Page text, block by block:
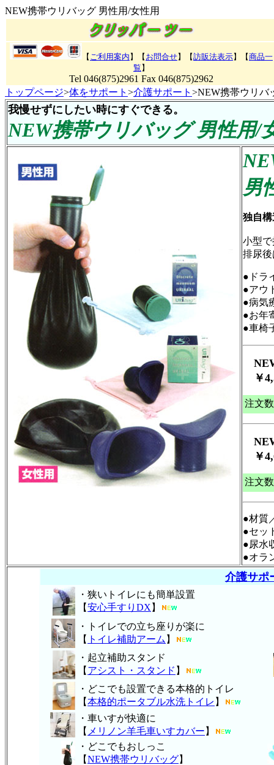
NEW携帯ウリバッグ 男性用/女性用
【 ご利用案内 】【 お問合せ】【訪販法表示】 【商品一
覧 】
Tel 046(875)2961 Fax 046(875)2962
トップページ>体をサポート >介護サポート >NEW携帯ウリバ
我慢せずにしたい時にすぐできる。
NEW携帯ウリバッグ 男性用/
男
独自
小型
排尿
●ドラ
●アウ
●病気
●お年
●車椅
￥
注文
￥
注文
●材質
●セッ
●尿水
●オ
介護サポ
・狭いトイレにも簡単設置
【安心手すりDX 】
・トイレでの立ち座りが楽に
【 トイレ補助アーム 】
・起立補助スタンド
【 アシスト・スタンド 】
・どこでも設置できる本格的トイレ
【本格的ポータブル水洗トイレ 】
・車いすが快適に
【 メリノン羊毛車いすカバー 】
・どこでもおしっこ
【NEW携帯ウリバッグ】